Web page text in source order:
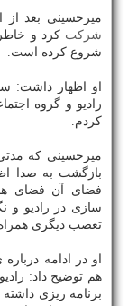
میرحسینی بعد
شركت كرد و
شروع كرده است.
رادیو و گروه
كردم.
میرحسینی كه
بازگشت به صدا
فضای آن فضای
سازی در رادیو و
تعصب دیگری
او در ادامه
هم توضیح داد:
برنامه ریزی